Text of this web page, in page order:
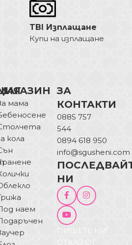
TBI Изплащане
Купи на изплащане
мама
кола
наем
ЗА
КОНТАКТИ
0885 757
544
0894 618 950
info@sgusheni.com
НИ